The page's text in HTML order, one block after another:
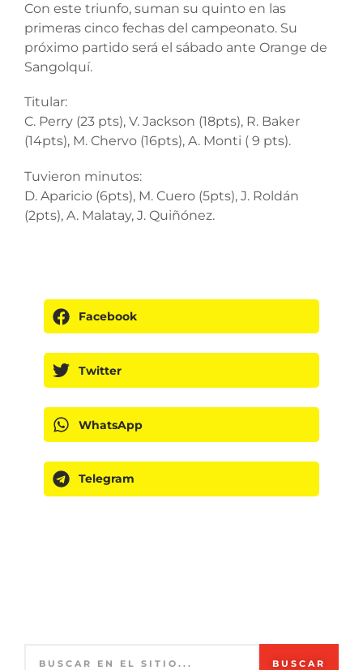
Con este triunfo, suman su quinto en las
primeras cinco fechas del campeonato. Su
próximo partido será el sábado ante Orange de
Sangolquí.
Titular:
C. Perry (23 pts), V. Jackson (18pts), R. Baker
(14pts), M. Chervo (16pts), A. Monti ( 9 pts).
Tuvieron minutos:
D. Aparicio (6pts), M. Cuero (5pts), J. Roldán
(2pts), A. Malatay, J. Quiñónez.
Facebook
Twitter
WhatsApp
Telegram
BUSCAR